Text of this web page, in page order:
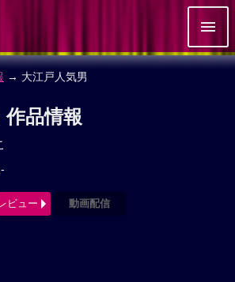
→ 大江戸人気男
作品情報
-
ビュー 動画配信